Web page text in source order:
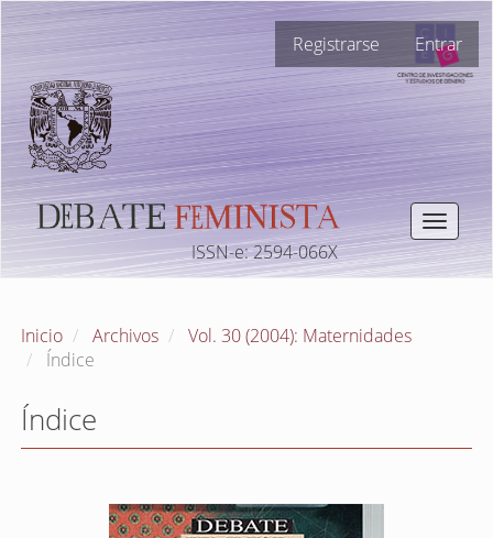
Navegación
principal
Contenido
principal
Barra
lateral
Registrarse Entrar
Toggle
ISSN-e: 2594-066X
Inicio Archivos
Vol. 30 (2004): Maternidades
Índice
Índice